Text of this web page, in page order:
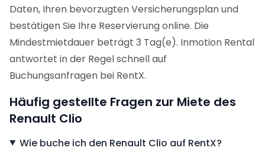
Daten, Ihren bevorzugten Versicherungsplan und
bestätigen Sie Ihre Reservierung online. Die
Mindestmietdauer beträgt 3 Tag(e). Inmotion Rental
antwortet in der Regel schnell auf
Buchungsanfragen bei RentX.
Häufig gestellte Fragen zur Miete des
Renault Clio
Wie buche ich den Renault Clio auf RentX?